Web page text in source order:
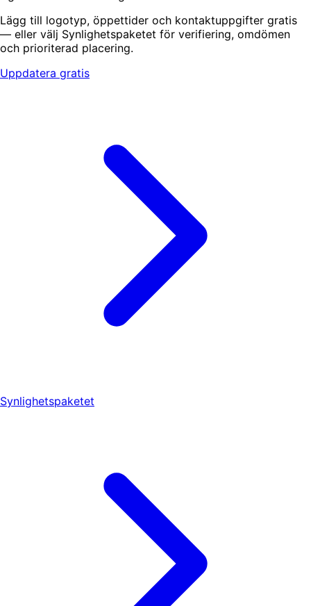
Lägg till logotyp, öppettider och kontaktuppgifter gratis
— eller välj Synlighetspaketet för verifiering, omdömen
och prioriterad placering.
Uppdatera gratis
Synlighetspaketet